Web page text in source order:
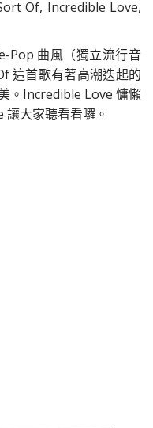
Of, Incredible Love,
Pop 曲風（獨立流行音
這首歌有著高潮迭起的
。Incredible Love 慵懶
大家聽看看囉。